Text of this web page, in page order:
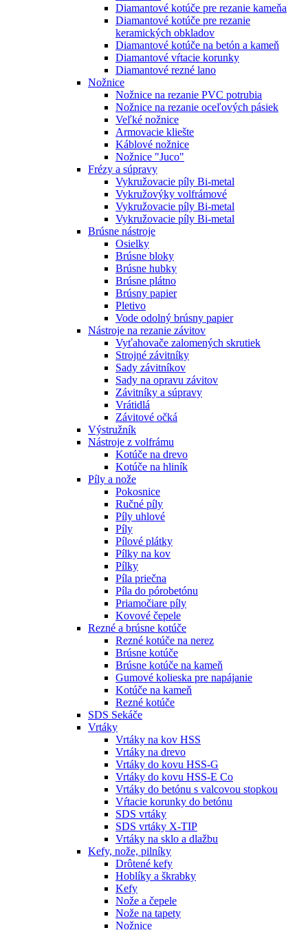
Diamantové kotúče pre rezanie kameňa
Diamantové kotúče pre rezanie
keramických obkladov
Diamantové kotúče na betón a kameň
Diamantové vŕtacie korunky
Diamantové rezné lano
Nožnice
Nožnice na rezanie PVC potrubia
Nožnice na rezanie oceľových pásiek
Veľké nožnice
Armovacie kliešte
Káblové nožnice
Nožnice "Juco"
Frézy a súpravy
Vykružovacie píly Bi-metal
Vykružovýky volfrámové
Vykružovacie píly Bi-metal
Vykružovacie píly Bi-metal
Brúsne nástroje
Osielky
Brúsne bloky
Brúsne hubky
Brúsne plátno
Brúsny papier
Pletivo
Vode odolný brúsny papier
Nástroje na rezanie závitov
Vyťahovače zalomených skrutiek
Strojné závitníky
Sady závitníkov
Sady na opravu závitov
Závitníky a súpravy
Vrátidlá
Závitové očká
Výstružník
Nástroje z volfrámu
Kotúče na drevo
Kotúče na hliník
Píly a nože
Pokosnice
Ručné píly
Píly uhlové
Píly
Pílové plátky
Pílky na kov
Pílky
Píla priečna
Píla do pórobetónu
Priamočiare píly
Kovové čepele
Rezné a brúsne kotúče
Rezné kotúče na nerez
Brúsne kotúče
Brúsne kotúče na kameň
Gumové kolieska pre napájanie
Kotúče na kameň
Rezné kotúče
SDS Sekáče
Vrtáky
Vrtáky na kov HSS
Vrtáky na drevo
Vrtáky do kovu HSS-G
Vrtáky do kovu HSS-E Co
Vrtáky do betónu s valcovou stopkou
Vŕtacie korunky do betónu
SDS vrtáky
SDS vrtáky X-TIP
Vrtáky na sklo a dlažbu
Kefy, nože, pilníky
Drôtené kefy
Hoblíky a škrabky
Kefy
Nože a čepele
Nože na tapety
Nožnice